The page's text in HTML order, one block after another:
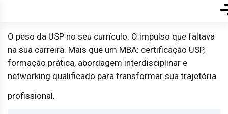
O peso da USP no seu currículo. O impulso que faltava
na sua carreira. Mais que um MBA: certificação USP,
formação prática, abordagem interdisciplinar e
networking qualificado para transformar sua trajetória
profissional.